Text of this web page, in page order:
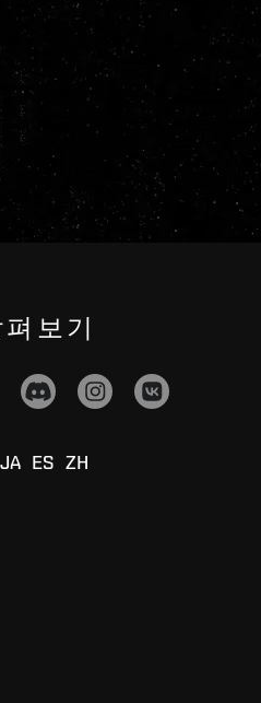
보기
JA ES ZH